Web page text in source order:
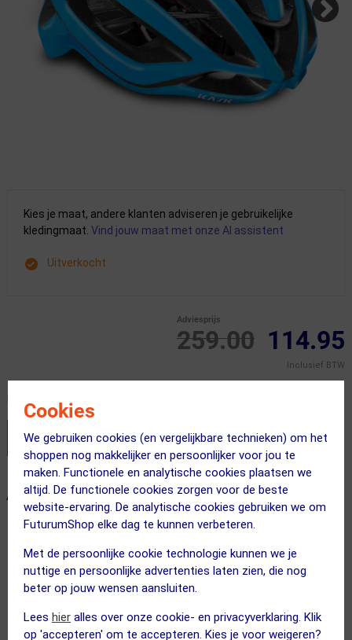
Cookies
We gebruiken cookies (en vergelijkbare technieken) om het
shoppen nog makkelijker en persoonlijker voor jou te
maken. Functionele en analytische cookies plaatsen we
altijd. De functionele cookies zorgen voor de beste
website-ervaring. De analytische cookies gebruiken we om
FuturumShop elke dag te kunnen verbeteren.
Met de persoonlijke cookie technologie kunnen we je
nuttige en persoonlijke advertenties laten zien, die nog
beter op jouw wensen aansluiten.
Lees hier alles over onze cookie- en privacyverklaring. Klik
op 'accepteren' om te accepteren. Kies je voor weigeren?
Kies je maat, andere klanten adviseren je gebruikelijke
kledingmaat. Vind jouw maat met onze AI assistent
Uitverkocht
259.00
Adviesprijs
114.95
Inclusief BTW
Stel je productvragen aan onze AI assistent
ALTERNATIEVE PRODUCTEN
SUMMER SALE